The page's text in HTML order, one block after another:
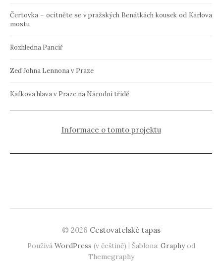
Čertovka – ocitněte se v pražských Benátkách kousek od Karlova
mostu
Rozhledna Pancíř
Zeď Johna Lennona v Praze
Kafkova hlava v Praze na Národní třídě
Informace o tomto projektu
© 2026 Cestovatelské tapas
Používá WordPress (v češtině) | Šablona: Graphyod
Themegraphy